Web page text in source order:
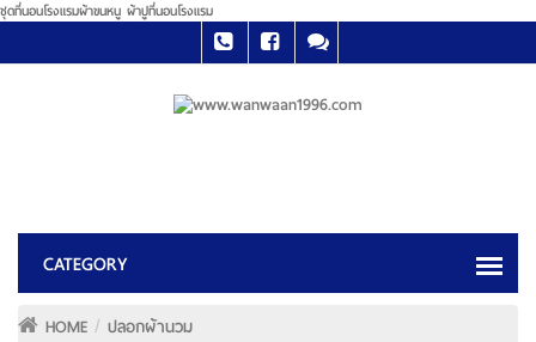
ชุดที่นอนโรงแรมผ้าขนหนู ผ้าปูที่นอนโรงแรม
HOME
ปลอกผ้านวม